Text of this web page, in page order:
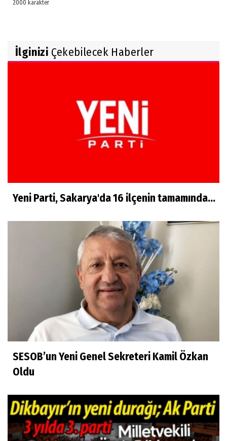
İlginizi Çekebilecek Haberler
Yeni Parti, Sakarya'da 16 ilçenin tamamında...
SESOB’un Yeni Genel Sekreteri Kamil Özkan
Oldu